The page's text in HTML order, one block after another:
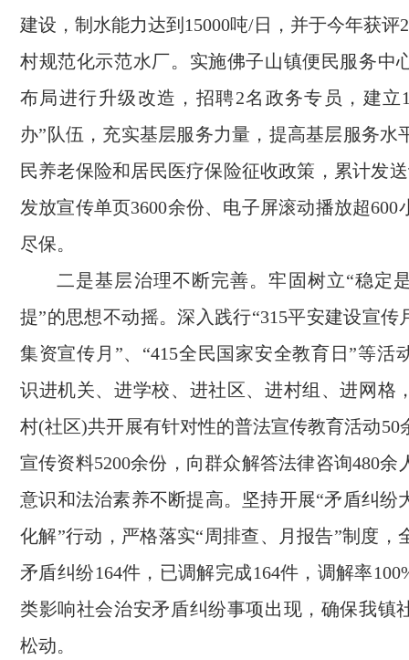
建设，制水能力达到15000吨/日，并于今年获评
村规范化示范水厂。实施佛子山镇便民服务中
布局进行升级改造，招聘2名政务专员，建立
办”队伍，充实基层服务力量，提高基层服务水
民养老保险和居民医疗保险征收政策，累计发
发放宣传单页3600余份、电子屏滚动播放超600
尽保。
二是基层治理不断完善。牢固树立“稳定
提”的思想不动摇。深入践行“315平安建设宣传
集资宣传月”、“415全民国家安全教育日”等活
识进机关、进学校、进社区、进村组、进网格
村(社区)共开展有针对性的普法宣传教育活动50
宣传资料5200余份，向群众解答法律咨询480余
意识和法治素养不断提高。坚持开展“矛盾纠纷
化解”行动，严格落实“周排查、月报告”制度，
矛盾纠纷164件，已调解完成164件，调解率
类影响社会治安矛盾纠纷事项出现，确保我镇
松动。